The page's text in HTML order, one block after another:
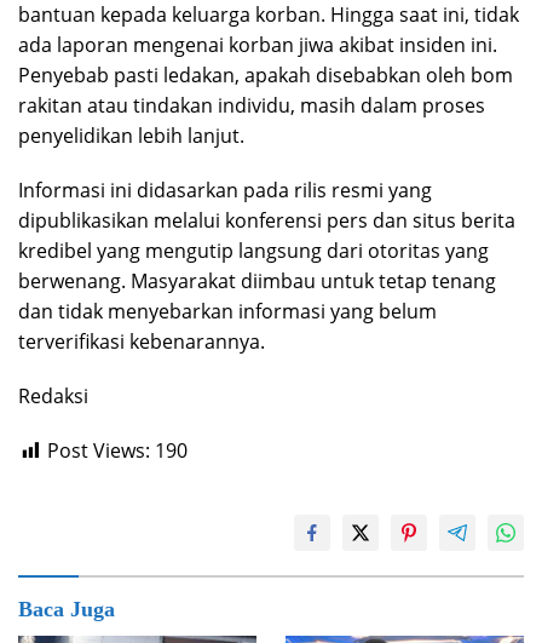
bantuan kepada keluarga korban. Hingga saat ini, tidak
ada laporan mengenai korban jiwa akibat insiden ini.
Penyebab pasti ledakan, apakah disebabkan oleh bom
rakitan atau tindakan individu, masih dalam proses
penyelidikan lebih lanjut.
Informasi ini didasarkan pada rilis resmi yang
dipublikasikan melalui konferensi pers dan situs berita
kredibel yang mengutip langsung dari otoritas yang
berwenang. Masyarakat diimbau untuk tetap tenang
dan tidak menyebarkan informasi yang belum
terverifikasi kebenarannya.
Redaksi
Post Views: 190
Baca Juga